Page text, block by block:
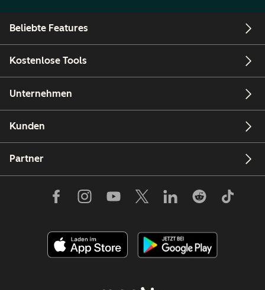
Beliebte Features
Kostenlose Tools
Unternehmen
Kunden
Partner